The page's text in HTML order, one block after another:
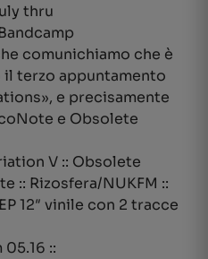
thru
comunichiamo che è
terzo appuntamento
e precisamente
e Obsolete
V :: Obsolete
:: Rizosfera/NUKFM ::
12″ vinile con 2 tracce
::